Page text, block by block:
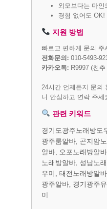
외모보다는 마인
경험 없어도 OK!
지원 방법
빠르고 편하게 문의 주
전화문의: 010-5493-
카카오톡: R9997 (친
24시간 언제든지 문의
니 안심하고 연락 주세
관련 키워드
경기도광주노래방도
광주룸알바, 곤지암
알바, 오포노래방알
노래방알바, 성남노
우미, 태전노래방알
광주알바, 경기광주
미